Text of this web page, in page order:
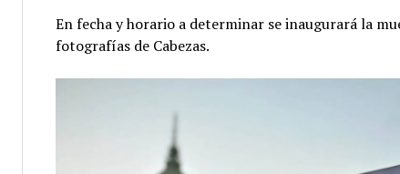
En fecha y horario a determinar se inaugurará la
fotografías de Cabezas.